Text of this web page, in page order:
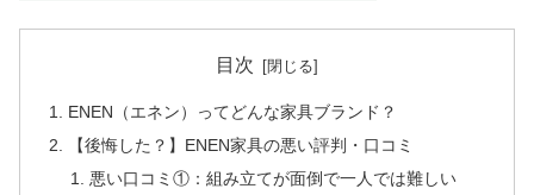
目次
ENEN（エネン）ってどんな家具ブランド？
【後悔した？】ENEN家具の悪い評判・口コミ
悪い口コミ①：組み立てが面倒で一人では難しい